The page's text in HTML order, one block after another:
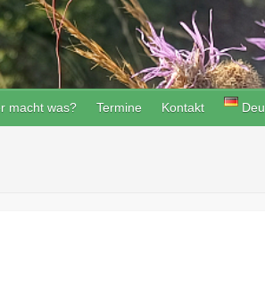
macht was? Termine Kontakt